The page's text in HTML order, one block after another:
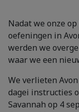
Nadat we onze
oefeningen in
werden we
waar we een
We verlieten
dagei instructies
Savannah op 4